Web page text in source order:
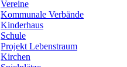
Vereine
Kommunale Verbände
Kinderhaus
Schule
Projekt Lebenstraum
Kirchen